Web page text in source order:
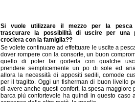
Si vuole utilizzare il mezzo per la pesca
trascurare la possibilità di uscire per una
crociera con la famiglia??
Se volete continuare ad effettuare le uscite a
dover rompere con la consorte, un buon
quello di poter far goderla con qualche
prendere semplicemente un po di sole ed
allora la necessità di appositi sedili, comode
per il tragitto. Oggi un fisherman di buon livello
di avere anche questi confort, la spesa maggiore
barca più confortevole ha quindi in questo caso